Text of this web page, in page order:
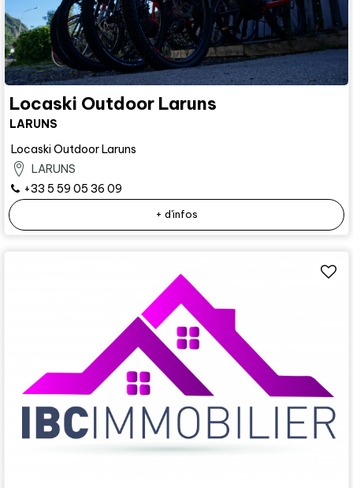
Locaski Outdoor Laruns
LARUNS
Locaski Outdoor Laruns
LARUNS
+33 5 59 05 36 09
+ d'infos